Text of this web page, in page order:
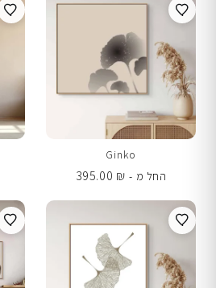
Ginko
החל מ -
395.00 ₪